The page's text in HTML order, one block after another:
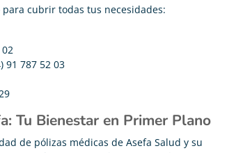
cubrir todas tus necesidades:
91 787 52 03
Tu Bienestar en Primer Plano
de pólizas médicas de Asefa Salud y su